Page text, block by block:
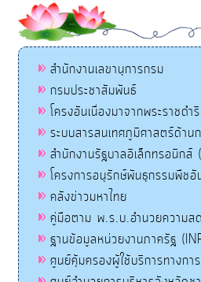
สำนักงานเลขานุการกรม
กรมประชาสัมพันธ์
โครงอันเนื่องมาจากพระราชดำริ
ระบบสารสนเทศภูมิศาสตร์ด้าน
สำนักงานรัฐบาลอิเล็กทรอนิก
โครงการอนุรักษ์พันธุกรรมพืชอั
คลังข่าวมหาไทย
คู่มือตาม พ.ร.บ.อำนวยความส
ฐานข้อมูลหน่วยงานภาครัฐ
ศูนย์คุ้มครองผู้ใช้บริการทางกา